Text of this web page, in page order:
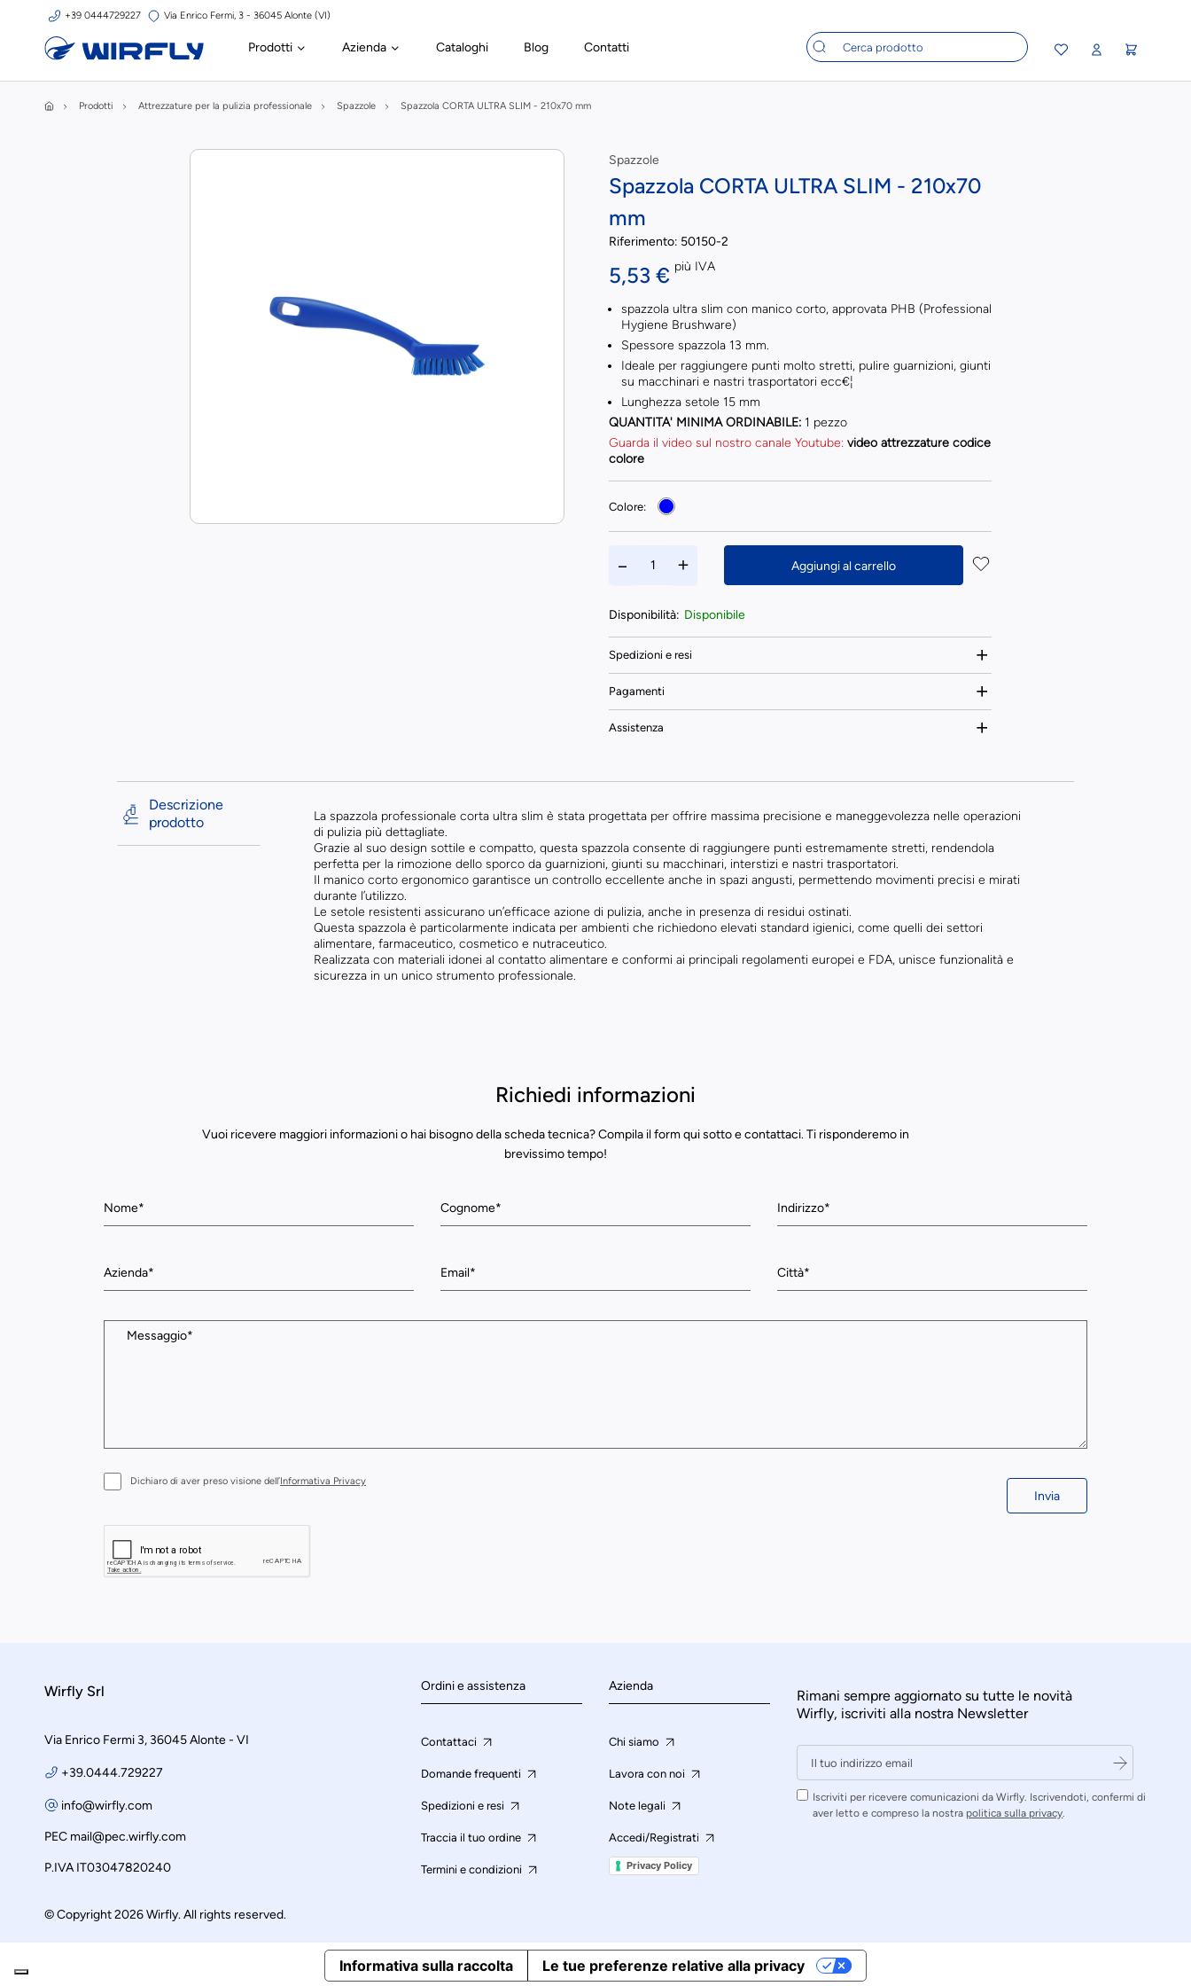
+39 0444729227 Via Enrico Fermi, 3 - 36045 Alonte (VI)
Prodotti Azienda Cataloghi Blog Contatti
Prodotti Attrezzature per la pulizia professionale Spazzole Spazzola CORTA ULTRA SLIM - 210x70 mm
Spazzole
Spazzola CORTA ULTRA SLIM - 210x70
mm
Riferimento: 50150-2
5,53 € più IVA
spazzola ultra slim con manico corto, approvata PHB (Professional
Hygiene Brushware)
Spessore spazzola 13 mm.
Ideale per raggiungere punti molto stretti, pulire guarnizioni, giunti
su macchinari e nastri trasportatori ecc€¦
Lunghezza setole 15 mm
QUANTITA' MINIMA ORDINABILE:1 pezzo
Guarda il video sul nostro canale Youtube: video attrezzature codice
colore
Colore:
Aggiungi al carrello
Disponibilità: Disponibile
Spedizioni e resi
Pagamenti
Assistenza
Descrizione
prodotto
La spazzola professionale corta ultra slim è stata progettata per offrire massima precisione e maneggevolezza nelle operazioni
di pulizia più dettagliate.
Grazie al suo design sottile e compatto, questa spazzola consente di raggiungere punti estremamente stretti, rendendola
perfetta per la rimozione dello sporco da guarnizioni, giunti su macchinari, interstizi e nastri trasportatori.
Il manico corto ergonomico garantisce un controllo eccellente anche in spazi angusti, permettendo movimenti precisi e mirati
durante l’utilizzo.
Le setole resistenti assicurano un’efficace azione di pulizia, anche in presenza di residui ostinati.
Questa spazzola è particolarmente indicata per ambienti che richiedono elevati standard igienici, come quelli dei settori
alimentare, farmaceutico, cosmetico e nutraceutico.
Realizzata con materiali idonei al contatto alimentare e conformi ai principali regolamenti europei e FDA, unisce funzionalità e
sicurezza in un unico strumento professionale.
Richiedi informazioni
Vuoi ricevere maggiori informazioni o hai bisogno della scheda tecnica? Compila il form qui sotto e contattaci. Ti risponderemo in
brevissimo tempo!
Dichiaro di aver preso visione dell’Informativa Privacy
Invia
Wirfly Srl
Via Enrico Fermi 3, 36045 Alonte - VI
+39.0444.729227
info@wirfly.com
PEC mail@pec.wirfly.com
P.IVA IT03047820240
Ordini e assistenza
Contattaci
Domande frequenti
Spedizioni e resi
Traccia il tuo ordine
Termini e condizioni
Azienda
Chi siamo
Lavora con noi
Note legali
Accedi/Registrati
Privacy Policy
Rimani sempre aggiornato su tutte le novità
Wirfly, iscriviti alla nostra Newsletter
Iscriviti per ricevere comunicazioni da Wirfly. Iscrivendoti, confermi di
aver letto e compreso la nostra politica sulla privacy.
© Copyright 2026 Wirfly. All rights reserved.
Informativa sulla raccolta Le tue preferenze relative alla privacy